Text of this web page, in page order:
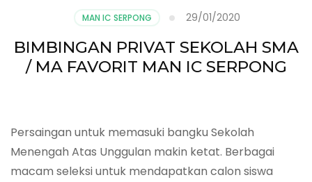
MAN IC SERPONG 29/01/2020
BIMBINGAN PRIVAT SEKOLAH SMA
/ MA FAVORIT MAN IC SERPONG
Persaingan untuk memasuki bangku Sekolah
Menengah Atas Unggulan makin ketat. Berbagai
macam seleksi untuk mendapatkan calon siswa